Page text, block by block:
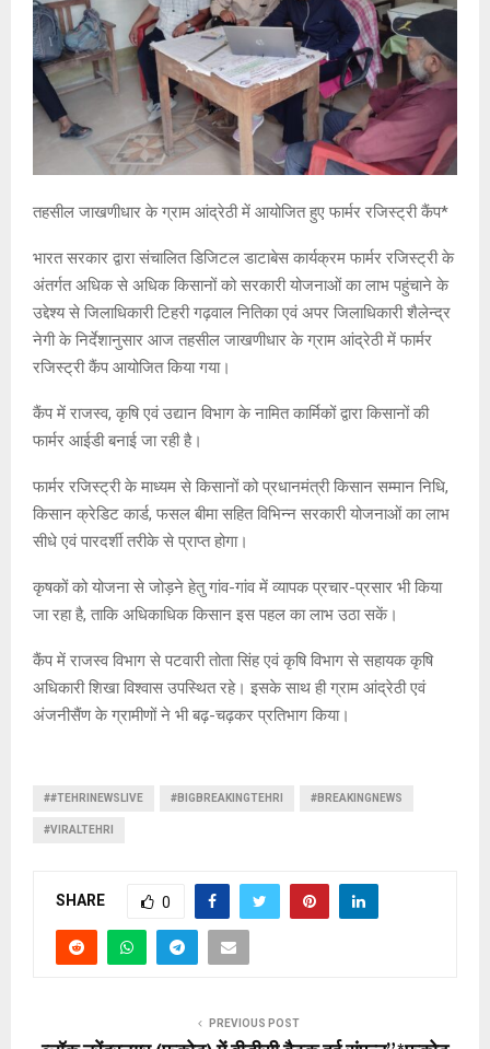
तहसील जाखणीधार के ग्राम आंद्रेठी में आयोजित हुए फार्मर रजिस्ट्री कैंप*
भारत सरकार द्वारा संचालित डिजिटल डाटाबेस कार्यक्रम फार्मर रजिस्ट्री के
अंतर्गत अधिक से अधिक किसानों को सरकारी योजनाओं का लाभ पहुंचाने के
उद्देश्य से जिलाधिकारी टिहरी गढ़वाल नितिका एवं अपर जिलाधिकारी शैलेन्द्र
नेगी के निर्देशानुसार आज तहसील जाखणीधार के ग्राम आंद्रेठी में फार्मर
रजिस्ट्री कैंप आयोजित किया गया।
कैंप में राजस्व, कृषि एवं उद्यान विभाग के नामित कार्मिकों द्वारा किसानों की
फार्मर आईडी बनाई जा रही है।
फार्मर रजिस्ट्री के माध्यम से किसानों को प्रधानमंत्री किसान सम्मान निधि,
किसान क्रेडिट कार्ड, फसल बीमा सहित विभिन्न सरकारी योजनाओं का लाभ
सीधे एवं पारदर्शी तरीके से प्राप्त होगा।
कृषकों को योजना से जोड़ने हेतु गांव-गांव में व्यापक प्रचार-प्रसार भी किया
जा रहा है, ताकि अधिकाधिक किसान इस पहल का लाभ उठा सकें।
कैंप में राजस्व विभाग से पटवारी तोता सिंह एवं कृषि विभाग से सहायक कृषि
अधिकारी शिखा विश्वास उपस्थित रहे। इसके साथ ही ग्राम आंद्रेठी एवं
अंजनीसैंण के ग्रामीणों ने भी बढ़-चढ़कर प्रतिभाग किया।
##TEHRINEWSLIVE #BIGBREAKINGTEHRI #BREAKINGNEWS
#VIRALTEHRI
SHARE 0
PREVIOUS POST